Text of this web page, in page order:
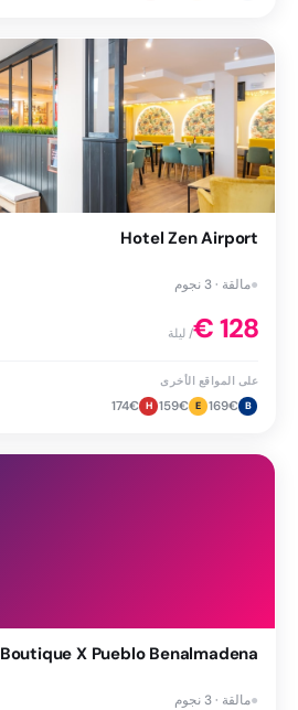
Hotel Zen Airport
●مالقة · 3 نجوم
128
€/ ليلة
على المواقع الأخرى
B
169€
E
159€
H
174€
Boutique X Pueblo Benalmadena
●مالقة · 3 نجوم